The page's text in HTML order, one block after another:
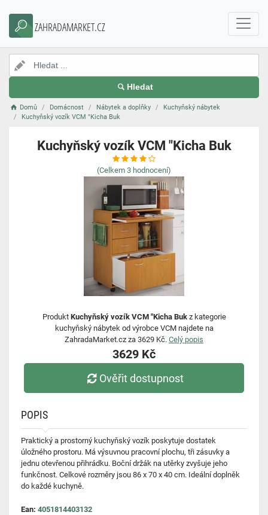
ZAHRADAMARKET.CZ
Hledat
Domů Domácnost Nábytek a doplňky
Kuchyňský nábytek
Kuchyňský vozík VCM "Kicha Buk
Kuchyňský vozík VCM "Kicha Buk
(Celkem 3 hodnocení)
Produkt Kuchyňský vozík VCM "Kicha Bukz kategorie
kuchyňský nábytek od výrobce VCM najdete na
ZahradaMarket.cz za 3629 Kč. Celý popis
3629 Kč
Ověřit dostupnost
POPIS
Praktický a prostorný kuchyňský vozík poskytuje dostatek
úložného prostoru. Má výsuvnou pracovní plochu, tři zásuvky a
jednu otevřenou přihrádku. Boční držák na utěrky zvyšuje jeho
funkčnost. Celkové rozměry jsou 86 x 70 x 40 cm. Ideální doplněk
do každé kuchyně.
Ean: 4051814403132